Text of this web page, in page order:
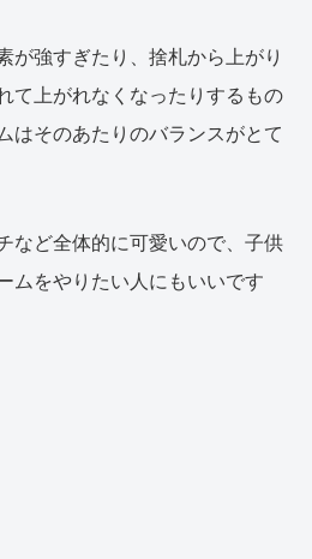
が強すぎたり、捨札から上がり
て上がれなくなったりするもの
はそのあたりのバランスがとて
など全体的に可愛いので、子供
ムをやりたい人にもいいです